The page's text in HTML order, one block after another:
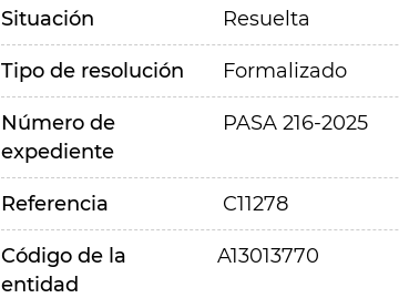
Situación Resuelta
Tipo de resolución Formalizado
Número de
expediente
PASA 216-2025
Referencia C11278
Código de la
entidad
A13013770